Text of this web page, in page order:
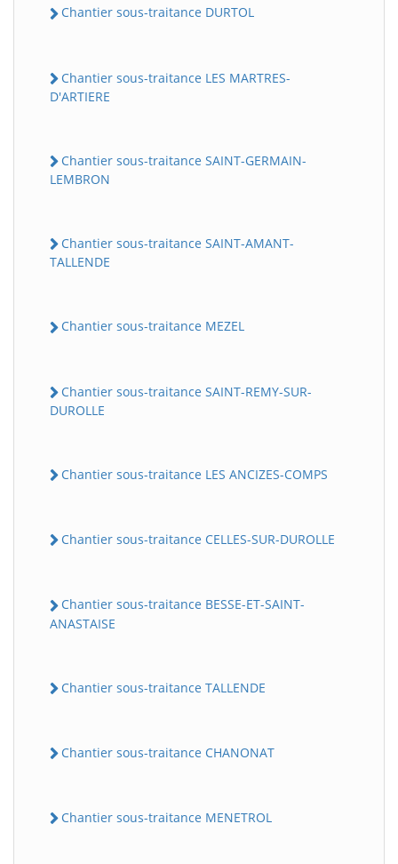
Chantier sous-traitance DURTOL
Chantier sous-traitance LES MARTRES-
D'ARTIERE
Chantier sous-traitance SAINT-GERMAIN-
LEMBRON
Chantier sous-traitance SAINT-AMANT-
TALLENDE
Chantier sous-traitance MEZEL
Chantier sous-traitance SAINT-REMY-SUR-
DUROLLE
Chantier sous-traitance LES ANCIZES-COMPS
Chantier sous-traitance CELLES-SUR-DUROLLE
Chantier sous-traitance BESSE-ET-SAINT-
ANASTAISE
Chantier sous-traitance TALLENDE
Chantier sous-traitance CHANONAT
Chantier sous-traitance MENETROL